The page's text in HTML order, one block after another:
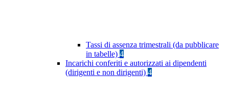
Tassi di assenza trimestrali (da pubblicare
in tabelle) 4
Incarichi conferiti e autorizzati ai dipendenti
(dirigenti e non dirigenti) 4